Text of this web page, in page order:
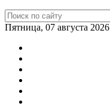
Пятница, 07 августа 2026